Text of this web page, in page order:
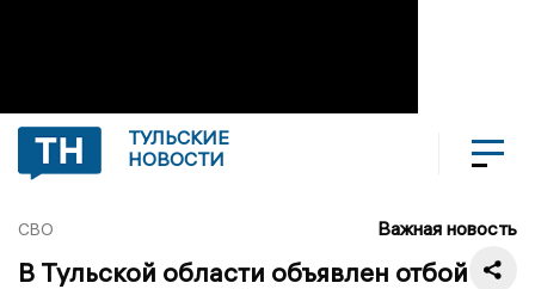
ТУЛЬСКИЕ
НОВОСТИ
СВО Важная новость
В Тульской области объявлен отбой